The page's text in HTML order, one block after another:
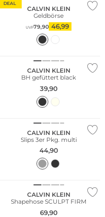
DEAL
CALVIN KLEIN
Geldbörse
UVP79,90 46,99
CALVIN KLEIN
BH gefüttert black
39,90
CALVIN KLEIN
Slips 3er Pkg. multi
44,90
CALVIN KLEIN
Shapehose SCULPT FIRM
69,90